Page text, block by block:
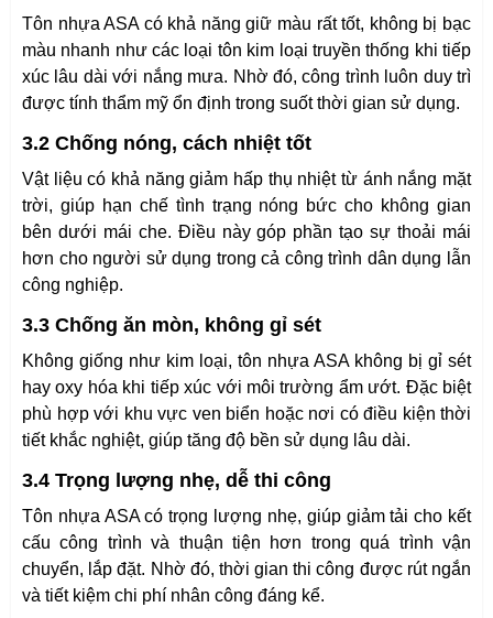
Tôn nhựa ASA có khả năng giữ màu rất tốt, không bị bạc
màu nhanh như các loại tôn kim loại truyền thống khi tiếp
xúc lâu dài với nắng mưa. Nhờ đó, công trình luôn duy trì
được tính thẩm mỹ ổn định trong suốt thời gian sử dụng.
3.2 Chống nóng, cách nhiệt tốt
Vật liệu có khả năng giảm hấp thụ nhiệt từ ánh nắng mặt
trời, giúp hạn chế tình trạng nóng bức cho không gian
bên dưới mái che. Điều này góp phần tạo sự thoải mái
hơn cho người sử dụng trong cả công trình dân dụng lẫn
công nghiệp.
3.3 Chống ăn mòn, không gỉ sét
Không giống như kim loại, tôn nhựa ASA không bị gỉ sét
hay oxy hóa khi tiếp xúc với môi trường ẩm ướt. Đặc biệt
phù hợp với khu vực ven biển hoặc nơi có điều kiện thời
tiết khắc nghiệt, giúp tăng độ bền sử dụng lâu dài.
3.4 Trọng lượng nhẹ, dễ thi công
Tôn nhựa ASA có trọng lượng nhẹ, giúp giảm tải cho kết
cấu công trình và thuận tiện hơn trong quá trình vận
chuyển, lắp đặt. Nhờ đó, thời gian thi công được rút ngắn
và tiết kiệm chi phí nhân công đáng kể.